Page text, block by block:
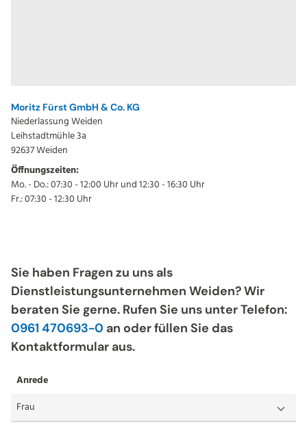
Moritz Fürst GmbH & Co. KG
Niederlassung Weiden
Leihstadtmühle 3a
92637 Weiden
Öffnungszeiten:
Mo. - Do.: 07:30 - 12:00 Uhr und 12:30 - 16:30 Uhr
Fr.: 07:30 - 12:30 Uhr
Sie haben Fragen zu uns als
Dienstleistungsunternehmen Weiden? Wir
beraten Sie gerne. Rufen Sie uns unter Telefon:
0961 470693-0 an oder füllen Sie das
Kontaktformular aus.
Anrede